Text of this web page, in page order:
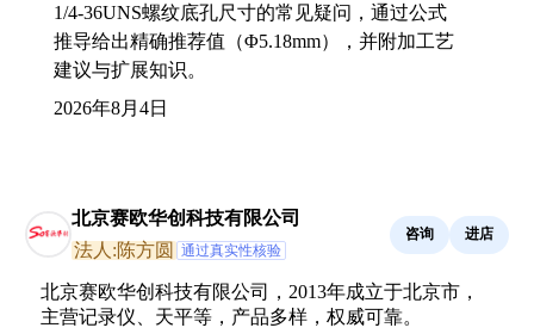
1/4-36UNS螺纹底孔尺寸的常见疑问，通过公式
推导给出精确推荐值（Φ5.18mm），并附加工艺
建议与扩展知识。
2026年8月4日
北京赛欧华创科技有限公司
法人:陈方圆
通过真实性核验
咨询 进店
北京赛欧华创科技有限公司，2013年成立于北京市，
主营记录仪、天平等，产品多样，权威可靠。